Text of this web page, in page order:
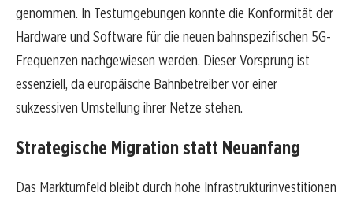
genommen. In Testumgebungen konnte die Konformität der
Hardware und Software für die neuen bahnspezifischen 5G-
Frequenzen nachgewiesen werden. Dieser Vorsprung ist
essenziell, da europäische Bahnbetreiber vor einer
sukzessiven Umstellung ihrer Netze stehen.
Strategische Migration statt Neuanfang
Das Marktumfeld bleibt durch hohe Infrastrukturinvestitionen